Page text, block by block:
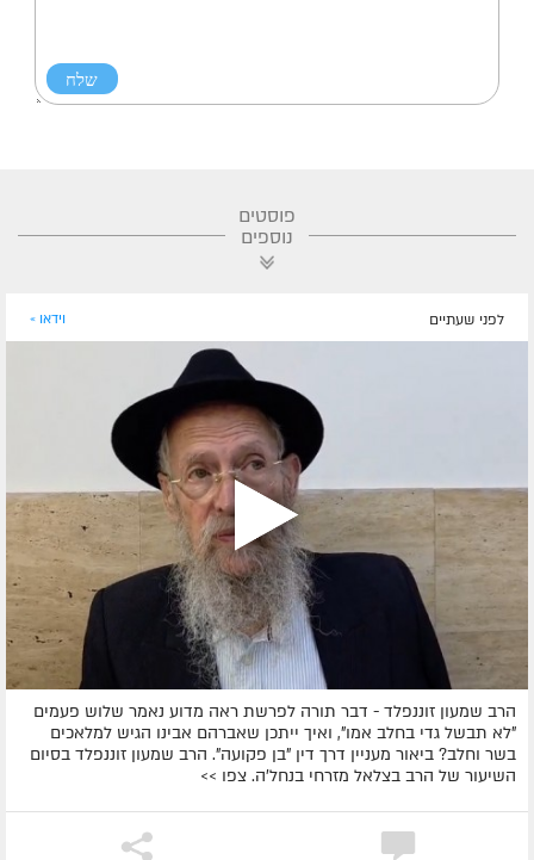
פוסטים
נוספים
לפני שעתיים וידאו »
הרב שמעון זוננפלד - דבר תורה לפרשת ראה מדוע נאמר שלוש פעמים
"לא תבשל גדי בחלב אמו", ואיך ייתכן שאברהם אבינו הגיש למלאכים
בשר וחלב? ביאור מעניין דרך דין "בן פקועה". הרב שמעון זוננפלד בסיום
השיעור של הרב בצלאל מזרחי בנחל'ה. צפו >>